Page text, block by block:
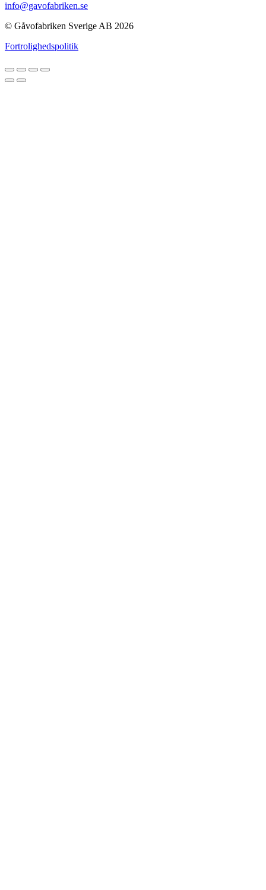
info@gavofabriken.se
© Gåvofabriken Sverige AB 2026
Fortrolighedspolitik